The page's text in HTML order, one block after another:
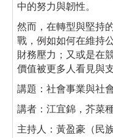
中的努力與韌性。
然而，在轉型與堅持
戰，例如如何在維持
財務壓力；又或是在
價值被更多人看見與支
講題：社會事業與社
講者：江宜錦，芥菜
主持人：黃盈豪（民